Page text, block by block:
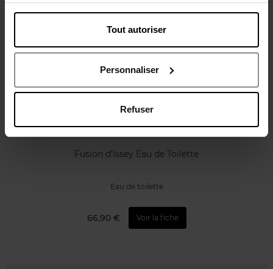
Tout autoriser
Personnaliser
Refuser
Vous aimerez peut-être
ISSEY MIYAKE
Fusion d'Issey Eau de Toilette
Eau de toilette
66,90 € Voir la fiche